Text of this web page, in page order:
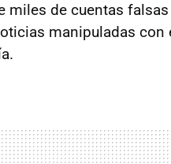
miles de cuentas
manipuladas